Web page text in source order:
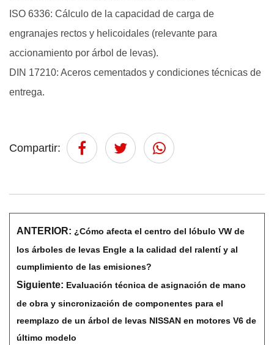
ISO 6336: Cálculo de la capacidad de carga de
engranajes rectos y helicoidales (relevante para
accionamiento por árbol de levas).
DIN 17210: Aceros cementados y condiciones técnicas de
entrega.
Compartir:
ANTERIOR: ¿Cómo afecta el centro del lóbulo VW de
los árboles de levas Engle a la calidad del ralentí y al
cumplimiento de las emisiones?
Siguiente: Evaluación técnica de asignación de mano
de obra y sincronización de componentes para el
reemplazo de un árbol de levas NISSAN en motores V6 de
último modelo